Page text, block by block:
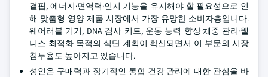
결핍, 에너지·면역력·인지 기능을 유지해야 할 필요성으로 인
해 맞춤형 영양 제품 시장에서 가장 유망한 소비자층입니다.
웨어러블 기기, DNA 검사 키트, 운동 능력 향상·체중 관리·웰
니스 최적화 목적의 식단 계획이 확산되면서 이 부문의 시장
침투율도 높아지고 있습니다.
성인은 구매력과 장기적인 통합 건강 관리에 대한 관심을 바